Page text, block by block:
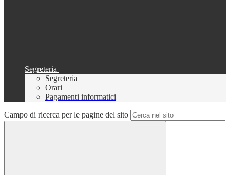
Segreteria
Segreteria
Orari
Pagamenti informatici
Campo di ricerca per le pagine del sito